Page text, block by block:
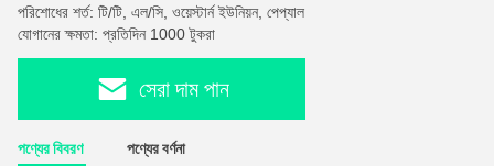
পরিশোধের শর্ত: টি/টি, এল/সি, ওয়েস্টার্ন ইউনিয়ন, পেপ্যাল
যোগানের ক্ষমতা: প্রতিদিন 1000 টুকরা
সেরা দাম পান
পণ্যের বিবরণ পণ্যের বর্ণনা